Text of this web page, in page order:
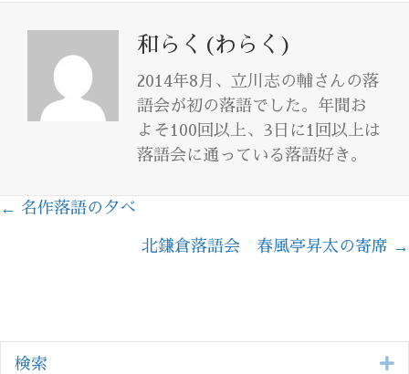
和らく(わらく)
2014年8月、立川志の輔さんの落
語会が初の落語でした。年間お
よそ100回以上、3日に1回以上は
落語会に通っている落語好き。
Posts
← 名作落語の夕べ
北鎌倉落語会 春風亭昇太の寄席 →
検索